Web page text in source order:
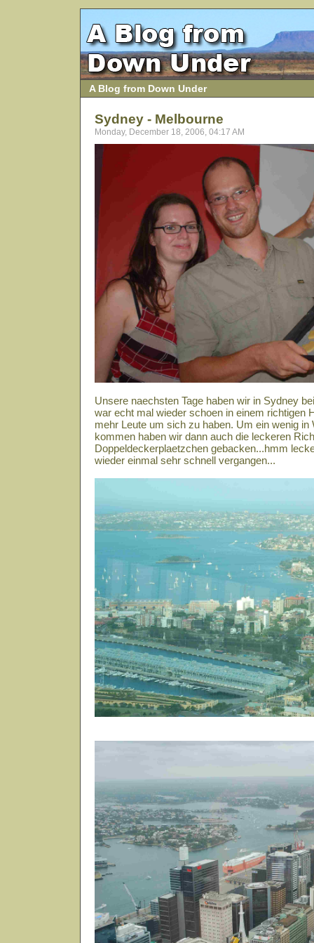
A Blog from Down Under
Sydney - Melbourne
Monday, December 18, 2006, 04:17 AM
Unsere naechsten Tage haben wir in Sydney
war echt mal wieder schoen in einem richtigen
mehr Leute um sich zu haben. Um ein wenig
kommen haben wir dann auch die leckeren
Doppeldeckerplaetzchen gebacken...hmm
wieder einmal sehr schnell vergangen...